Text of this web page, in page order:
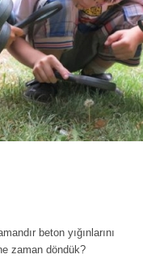
beton yığınlarını
zaman döndük?